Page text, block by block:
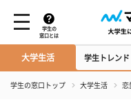
学生の
窓口とは
大学生活 学生トレンド
学生の窓口トップ 大学生活 恋